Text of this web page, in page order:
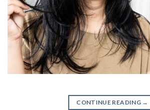
CONTINUE READING →